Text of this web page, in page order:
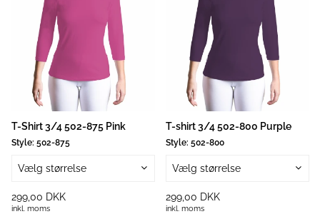
T-Shirt 3/4 502-875 Pink
Style: 502-875
Vælg størrelse
299,00 DKK
inkl. moms
T-shirt 3/4 502-800 Purple
Style: 502-800
Vælg størrelse
299,00 DKK
inkl. moms